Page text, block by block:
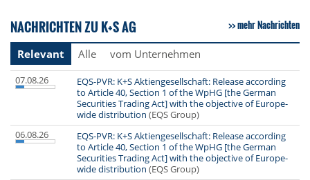
NACHRICHTEN ZU K+S AG mehr Nachrichten
Relevant Alle vom Unternehmen
07.08.26
EQS-PVR: K+S Aktiengesellschaft: Release according
to Article 40, Section 1 of the WpHG [the German
Securities Trading Act] with the objective of Europe-
wide distribution (EQS Group)
06.08.26
EQS-PVR: K+S Aktiengesellschaft: Release according
to Article 40, Section 1 of the WpHG [the German
Securities Trading Act] with the objective of Europe-
wide distribution (EQS Group)